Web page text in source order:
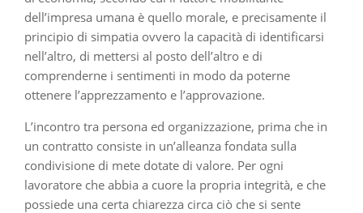
dell’impresa umana è quello morale, e precisamente il
principio di simpatia ovvero la capacità di identificarsi
nell’altro, di mettersi al posto dell’altro e di
comprenderne i sentimenti in modo da poterne
ottenere l’apprezzamento e l’approvazione.
L’incontro tra persona ed organizzazione, prima che in
un contratto consiste in un’alleanza fondata sulla
condivisione di mete dotate di valore. Per ogni
lavoratore che abbia a cuore la propria integrità, e che
possiede una certa chiarezza circa ciò che si sente